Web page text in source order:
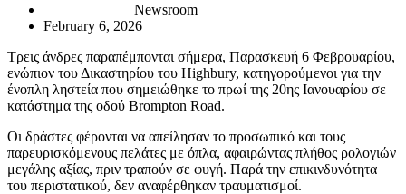
Newsroom
February 6, 2026
Τρεις άνδρες παραπέμπονται σήμερα, Παρασκευή 6 Φεβρουαρίου,
ενώπιον του Δικαστηρίου του Highbury, κατηγορούμενοι για την
ένοπλη ληστεία που σημειώθηκε το πρωί της 20ης Ιανουαρίου σε
κατάστημα της οδού Brompton Road.
Οι δράστες φέρονται να απείλησαν το προσωπικό και τους
παρευρισκόμενους πελάτες με όπλα, αφαιρώντας πλήθος ρολογιών
μεγάλης αξίας, πριν τραπούν σε φυγή. Παρά την επικινδυνότητα
του περιστατικού, δεν αναφέρθηκαν τραυματισμοί.